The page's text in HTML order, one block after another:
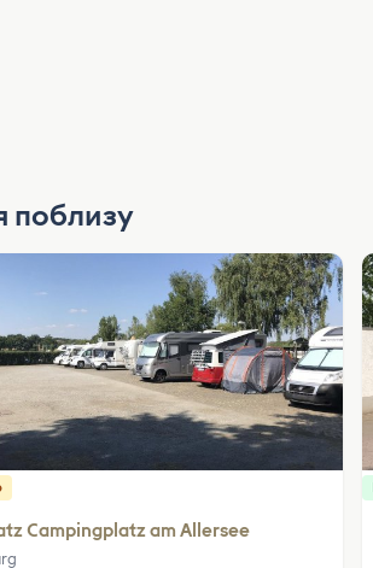
поблизу
Campingplatz am Allersee